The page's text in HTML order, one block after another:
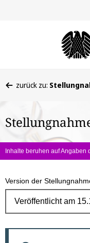
befinden
hier:
zurück zu:
Inhalte beruhen auf Angaben
Version der